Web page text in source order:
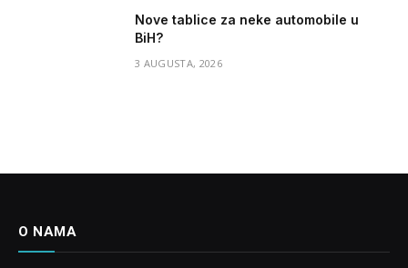
Nove tablice za neke automobile u
BiH?
3 AUGUSTA, 2026
O NAMA